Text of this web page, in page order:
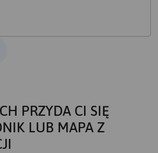
PRZYDA CI SIĘ
LUB MAPA Z